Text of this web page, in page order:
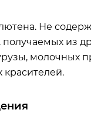
Не
получаемых из
молочных
красителей.